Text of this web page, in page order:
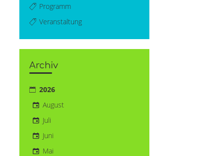
Programm
Veranstaltung
Archiv
2026
August
Juli
Juni
Mai